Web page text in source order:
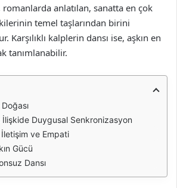
anlatılan, sanatta en çok
temel taşlarından birini
Karşılıklı kalplerin dansı ise, aşkın en
tanımlanabilir.
Doğası
İlişkide Duygusal Senkronizasyon
İletişim ve Empati
Gücü
Dansı